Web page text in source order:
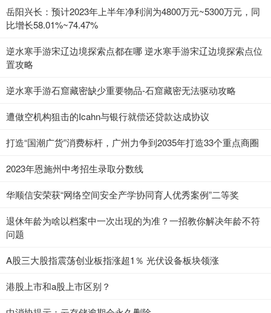
岳阳兴长：预计2023年上半年净利润为4800万元~5300万元，同
比增长58.01%~74.47%
逆水寒手游宋辽边境探索点都在哪 逆水寒手游宋辽边境探索点位
置攻略
逆水寒手游石窟藏密缺少重要物品-石窟藏密无法驱动攻略
遭做空机构狙击的Icahn与银行就偿还贷款达成协议
打造“国潮广货”消费标杆，广州力争到2035年打造33个重点商圈
2023年恩施州中考招生录取分数线
华顺信安荣获“网络空间安全产学协同育人优秀案例”二等奖
退休年龄为啥以档案中一次出现的为准？一招教你解决年龄不符
问题
A股三大股指震荡创业板指涨超1％ 光伏设备板块领涨
港股上市和a股上市区别？